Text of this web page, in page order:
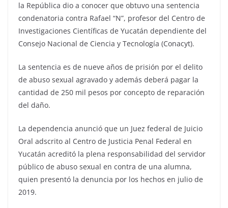
la República dio a conocer que obtuvo una sentencia
condenatoria contra Rafael “N”, profesor del Centro de
Investigaciones Científicas de Yucatán dependiente del
Consejo Nacional de Ciencia y Tecnología (Conacyt).
La sentencia es de nueve años de prisión por el delito
de abuso sexual agravado y además deberá pagar la
cantidad de 250 mil pesos por concepto de reparación
del daño.
La dependencia anunció que un Juez federal de Juicio
Oral adscrito al Centro de Justicia Penal Federal en
Yucatán acreditó la plena responsabilidad del servidor
público de abuso sexual en contra de una alumna,
quien presentó la denuncia por los hechos en julio de
2019.